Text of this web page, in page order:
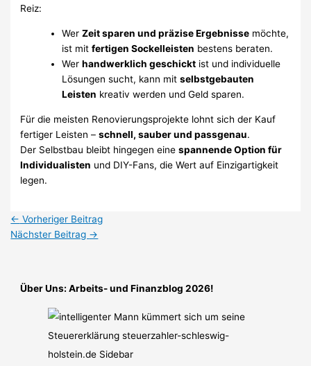
Reiz:
WerZeit sparen und präzise Ergebnisse möchte,
ist mitfertigen Sockelleisten bestens beraten.
Werhandwerklich geschickt ist und individuelle
Lösungen sucht, kann mitselbstgebauten
Leisten kreativ werden und Geld sparen.
Für die meisten Renovierungsprojekte lohnt sich der Kauf
fertiger Leisten –schnell, sauber und passgenau.
Der Selbstbau bleibt hingegen einespannende Option für
Individualisten und DIY-Fans, die Wert auf Einzigartigkeit
legen.
← Vorheriger Beitrag
Nächster Beitrag →
Über Uns: Arbeits- und Finanzblog 2026!